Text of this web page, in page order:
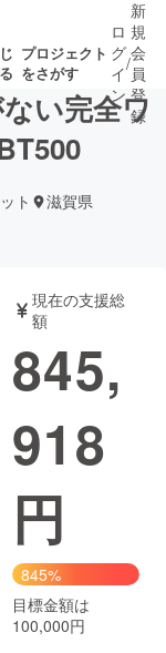
プロジェクト
をさがす
もうすぐ公開
されます
音楽
ゲーム・サ
Creation
コミュニティ
ロ
グ
イ
ン
/
新
規
会
員
登
録
い完全ワ
ト 滋賀県
現在の支援総
額
845,
918
円
845%
目標金額は
100,000円